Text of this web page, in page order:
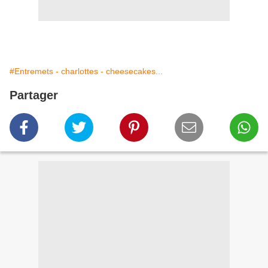
#Entremets - charlottes - cheesecakes...
Partager